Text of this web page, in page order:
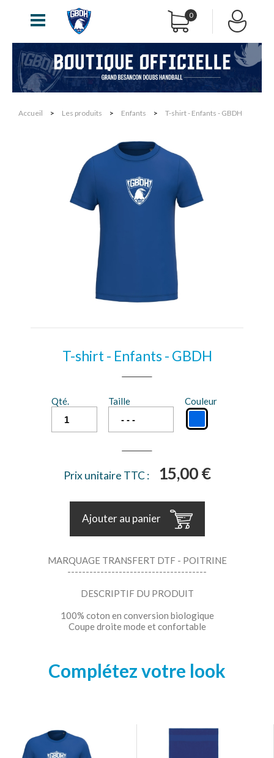
0
Accueil > Les produits > Enfants > T-shirt - Enfants - GBDH
T-shirt - Enfants - GBDH
Qté. Taille Couleur
Prix unitaire TTC : 15,00 €
Ajouter au panier
MARQUAGE TRANSFERT DTF - POITRINE
--------------------------------------
DESCRIPTIF DU PRODUIT
100% coton en conversion biologique
Coupe droite mode et confortable
Complétez votre look